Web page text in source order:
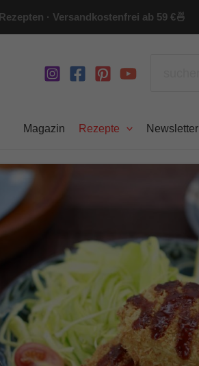
· Versandkostenfrei ab 59 €🍜
Magazin Rezepte Newsletter